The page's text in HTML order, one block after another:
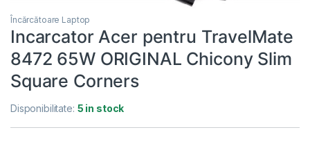
Încărcătoare Laptop
Incarcator Acer pentru TravelMate
8472 65W ORIGINAL Chicony Slim
Square Corners
Disponibilitate: 5 in stock